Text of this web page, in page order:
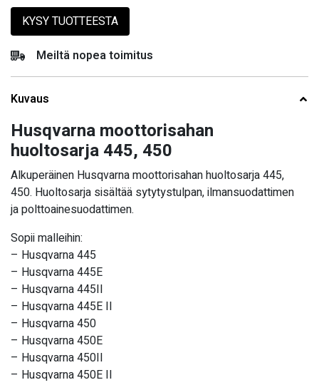
KYSY TUOTTEESTA
Meiltä nopea toimitus
Kuvaus
Husqvarna moottorisahan
huoltosarja 445, 450
Alkuperäinen Husqvarna moottorisahan huoltosarja 445,
450. Huoltosarja sisältää sytytystulpan, ilmansuodattimen
ja polttoainesuodattimen.
Sopii malleihin:
– Husqvarna 445
– Husqvarna 445E
– Husqvarna 445II
– Husqvarna 445E II
– Husqvarna 450
– Husqvarna 450E
– Husqvarna 450II
– Husqvarna 450E II